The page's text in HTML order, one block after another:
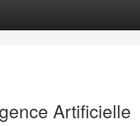
Artificielle